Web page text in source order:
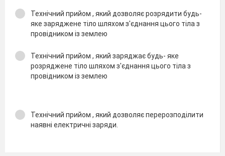
Технічний прийом , який дозволяє розрядити будь-
яке заряджене тіло шляхом з'єднання цього тіла з
провідником із землею
Технічний прийом , який заряджає будь- яке
розряджене тіло шляхом з'єднання цього тіла з
провідником із землею
Технічний прийом , який дозволяє перерозподілити
наявні електричні заряди.